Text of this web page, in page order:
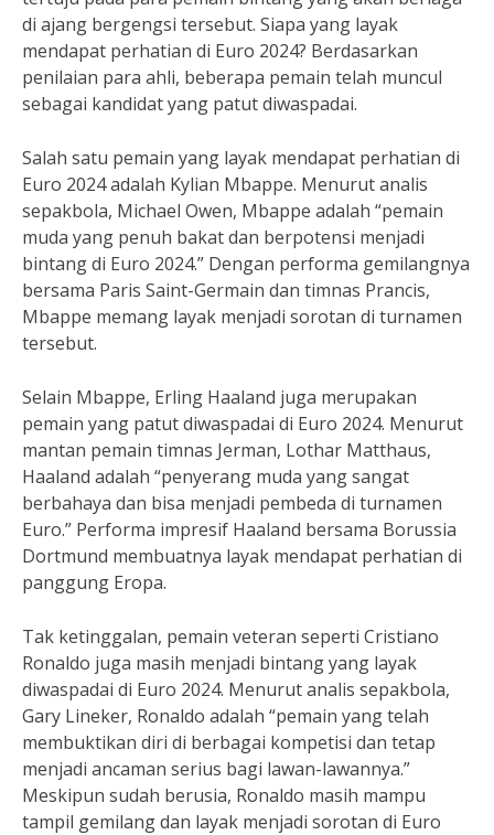
di ajang bergengsi tersebut. Siapa yang layak
mendapat perhatian di Euro 2024? Berdasarkan
penilaian para ahli, beberapa pemain telah muncul
sebagai kandidat yang patut diwaspadai.
Salah satu pemain yang layak mendapat perhatian di
Euro 2024 adalah Kylian Mbappe. Menurut analis
sepakbola, Michael Owen, Mbappe adalah “pemain
muda yang penuh bakat dan berpotensi menjadi
bintang di Euro 2024.” Dengan performa gemilangnya
bersama Paris Saint-Germain dan timnas Prancis,
Mbappe memang layak menjadi sorotan di turnamen
tersebut.
Selain Mbappe, Erling Haaland juga merupakan
pemain yang patut diwaspadai di Euro 2024. Menurut
mantan pemain timnas Jerman, Lothar Matthaus,
Haaland adalah “penyerang muda yang sangat
berbahaya dan bisa menjadi pembeda di turnamen
Euro.” Performa impresif Haaland bersama Borussia
Dortmund membuatnya layak mendapat perhatian di
panggung Eropa.
Tak ketinggalan, pemain veteran seperti Cristiano
Ronaldo juga masih menjadi bintang yang layak
diwaspadai di Euro 2024. Menurut analis sepakbola,
Gary Lineker, Ronaldo adalah “pemain yang telah
membuktikan diri di berbagai kompetisi dan tetap
menjadi ancaman serius bagi lawan-lawannya.”
Meskipun sudah berusia, Ronaldo masih mampu
tampil gemilang dan layak menjadi sorotan di Euro